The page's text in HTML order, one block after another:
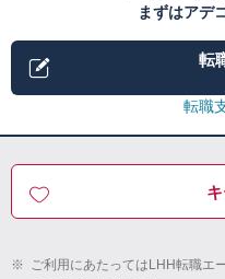
まずはアデ
転
転職
※ ご利用にあたってはLHH転職エ